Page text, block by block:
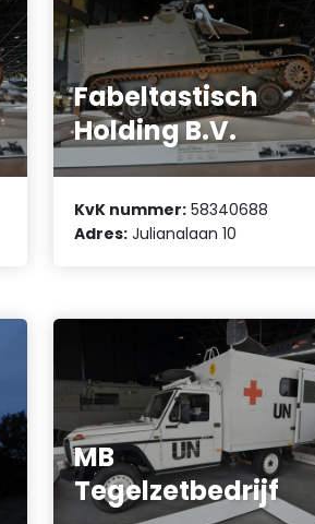
Fabeltastisch
Holding B.V.
KvK nummer: 58340688
Adres: Julianalaan 10
MB
Tegelzetbedrijf